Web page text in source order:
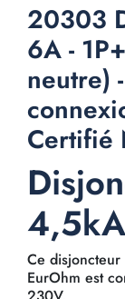
20303
6A -
neutre)
Certifié
Ce
EurOhm est